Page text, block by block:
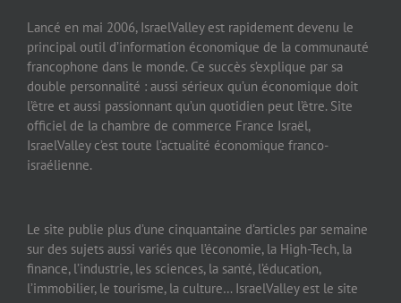
Lancé en mai 2006, IsraelValley est rapidement devenu le
principal outil d’information économique de la communauté
francophone dans le monde. Ce succès s’explique par sa
double personnalité : aussi sérieux qu’un économique doit
l’être et aussi passionnant qu’un quotidien peut l’être. Site
officiel de la chambre de commerce France Israël,
IsraelValley c’est toute l’actualité économique franco-
israélienne.
Le site publie plus d’une cinquantaine d’articles par semaine
sur des sujets aussi variés que l’économie, la High-Tech, la
finance, l’industrie, les sciences, la santé, l’éducation,
l’immobilier, le tourisme, la culture… IsraelValley est le site